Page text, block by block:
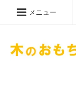
メニュー